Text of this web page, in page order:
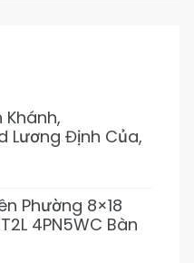
Khánh,
Lương Định Của,
Phường 8×18
4PN5WC Bàn